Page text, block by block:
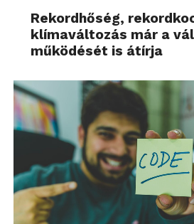
Rekordhőség,
klímaváltozás már a
működését is átírja